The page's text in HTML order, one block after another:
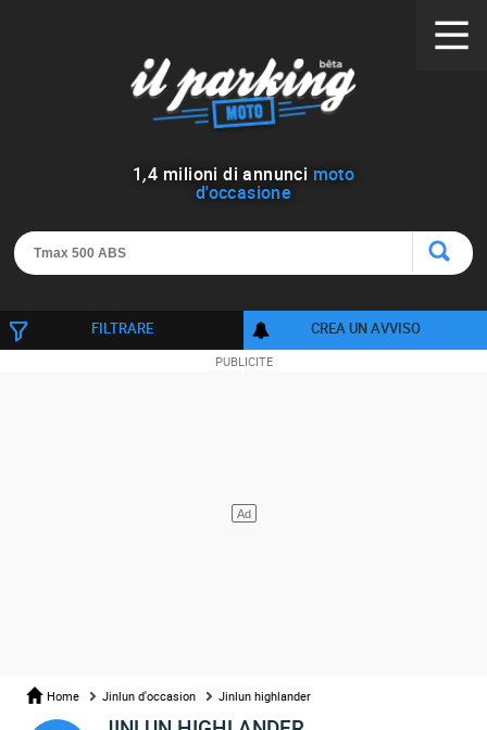
1,4 milioni di annunci moto
d'occasione
FILTRARE CREA UN AVVISO
Home Jinlun d'occasion Jinlun highlander